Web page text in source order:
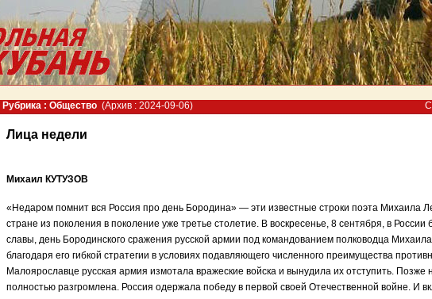
Рубрика : Общество (Архив : 2024-09-06)
Лица недели
Михаил КУТУЗОВ
«Недаром помнит вся Россия про день Бородина» — эти известные строки поэта Михаила
стране из поколения в поколение уже третье столетие. В воскресенье, 8 сентября, в России
славы, день Бородинского сражения русской армии под командованием полководца
благодаря его гибкой стратегии в условиях подавляющего численного преимущества
Малоярославце русская армия измотала вражеские войска и вынудила их отступить.
полностью разгромлена. Россия одержала победу в первой своей Отечественной войне. И